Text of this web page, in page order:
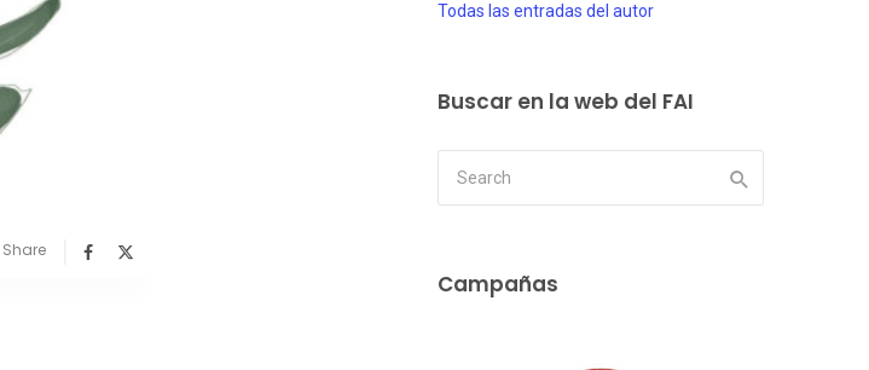
Share
Todas las entradas del autor
Buscar en la web del FAI
Campañas